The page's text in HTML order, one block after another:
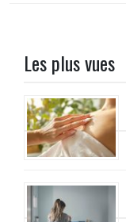
Les plus vues